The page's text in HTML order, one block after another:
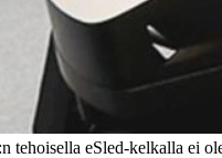
tehoisella eSled-kelkalla ei